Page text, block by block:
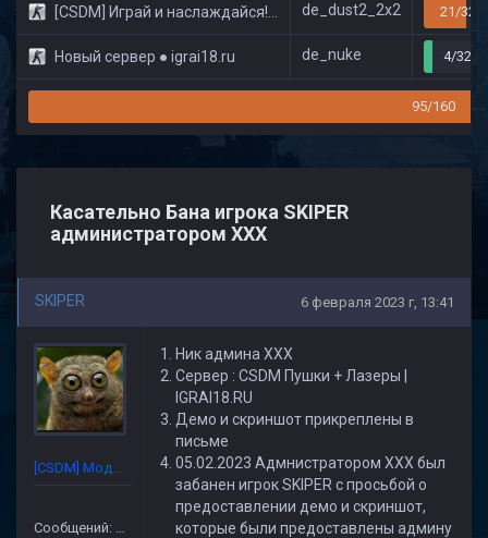
[CSDM] Играй и наслаждайся! © Classic de_dust2_2x2 21/32
Новый сервер ● igrai18.ru de_nuke 4/32
95/160
Касательно Бана игрока SKIPER
администратором ХХХ
SKIPER 6 февраля 2023 г, 13:41
[CSDM] Модератор
Сообщений: 227
Ник админа ХХХ
Сервер : CSDM Пушки + Лазеры |
IGRAI18.RU
Демо и скриншот прикреплены в
письме
05.02.2023 Адмнистратором ХХХ был
забанен игрок SKIPER с просьбой о
предоставлении демо и скриншот,
которые были предоставлены админу